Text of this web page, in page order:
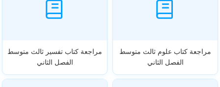
مراجعة كتاب علوم ثالث متوسط
الفصل الثاني
مراجعة كتاب تفسير ثالث متوسط
الفصل الثاني